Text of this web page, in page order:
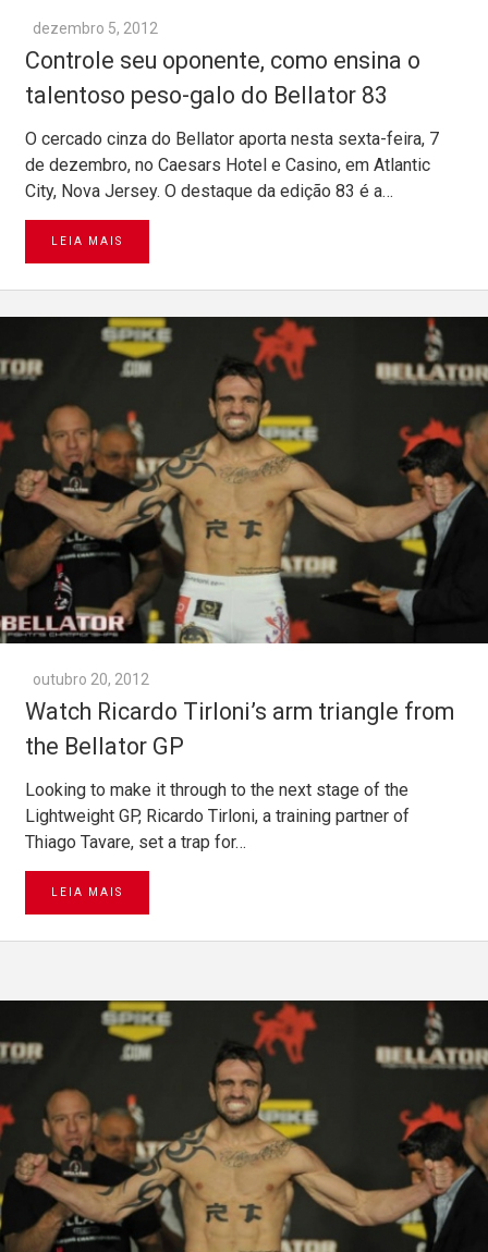
dezembro 5, 2012
Controle seu oponente, como ensina o
talentoso peso-galo do Bellator 83
O cercado cinza do Bellator aporta nesta sexta-feira, 7
de dezembro, no Caesars Hotel e Casino, em Atlantic
City, Nova Jersey. O destaque da edição 83 é a…
LEIA MAIS
outubro 20, 2012
Watch Ricardo Tirloni’s arm triangle from
the Bellator GP
Looking to make it through to the next stage of the
Lightweight GP, Ricardo Tirloni, a training partner of
Thiago Tavare, set a trap for…
LEIA MAIS